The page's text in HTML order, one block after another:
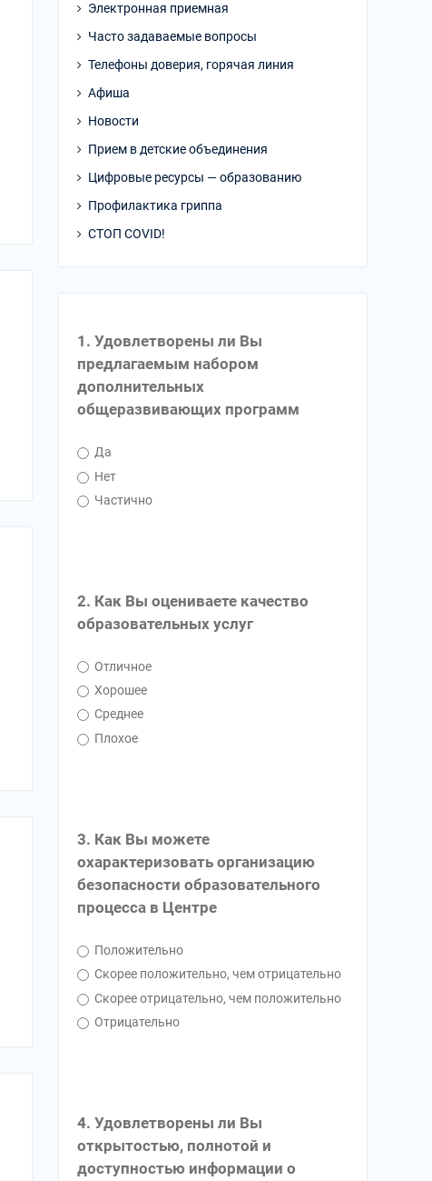
Электронная приемная
Часто задаваемые вопросы
Телефоны доверия, горячая линия
Афиша
Новости
Прием в детские объединения
Цифровые ресурсы — образованию
Профилактика гриппа
СТОП COVID!
1. Удовлетворены ли Вы
предлагаемым набором
дополнительных
общеразвивающих программ
Да
Нет
Частично
2. Как Вы оцениваете качество
образовательных услуг
Отличное
Хорошее
Среднее
Плохое
3. Как Вы можете
охарактеризовать организацию
безопасности образовательного
процесса в Центре
Положительно
Скорее положительно, чем отрицательно
Скорее отрицательно, чем положительно
Отрицательно
4. Удовлетворены ли Вы
открытостью, полнотой и
доступностью информации о